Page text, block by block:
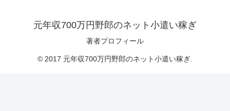
元年収700万円野郎のネット小遣い稼ぎ
著者プロフィール
© 2017 元年収700万円野郎のネット小遣い稼ぎ.